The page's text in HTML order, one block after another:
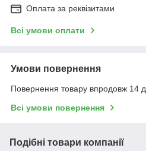
Оплата за реквізитами
Всі умови оплати
Умови повернення
Повернення товару впродовж 14
Всі умови повернення
Подібні товари компанії